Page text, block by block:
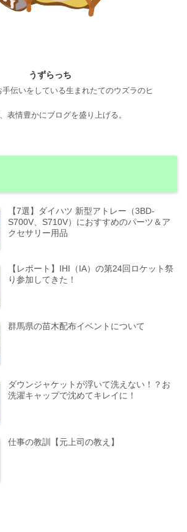
うずらっち
伝いをしている生まれたてのウズラのヒ
表情豊かにブログを盛り上げる。
【7選】ダイハツ 新型アトレー（3BD-
S700V、S710V）におすすめのパーツ＆ア
クセサリー用品
【レポート】IHI（IA）の第24回ロケット祭
り参加してきた！
群馬県の苗木配布イベントについて
ダウンジャケットが浮いて洗えない！？お
洗濯キャップで沈めてキレイに！
仕事の教訓【元上司の教え】